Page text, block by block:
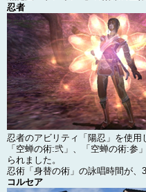
忍者
忍者のアビリティ「陽忍」を使用
「空蝉の術:弐」、「空蝉の術:参
られました。
忍術「身替の術」の詠唱時間が、
コルセア